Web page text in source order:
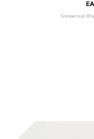
Universal